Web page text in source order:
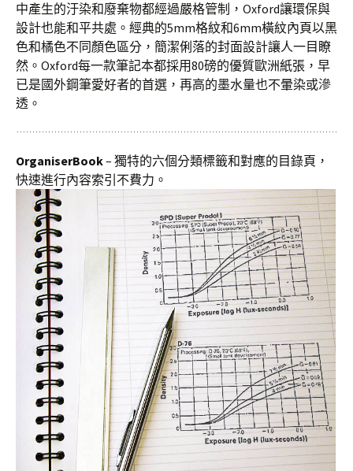
中產生的汙染和廢棄物都經過嚴格管制，Oxford讓環保與
設計也能和平共處。經典的5mm格紋和6mm橫紋內頁以黑
色和橘色不同顏色區分，簡潔俐落的封面設計讓人一目瞭
然。Oxford每一款筆記本都採用80磅的優質歐洲紙張，早
已是國外鋼筆愛好者的首選，再高的墨水量也不暈染或滲
透。
OrganiserBook– 獨特的六個分類標籤和對應的目錄頁，
快速進行內容索引不費力。